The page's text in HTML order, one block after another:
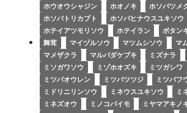
ホウオウシャジン
ホオノキ
ホソバツメ
ホソバトリカブト
ホソバヒナウスユキソウ
ホテイアツモリソウ
ホテイラン
ボタン
舞茸
マイヅルソウ マツムシソウ
マ
マメザクラ
マルバダケブキ ミズナラ
ミソガワソウ
ミゾホオズキ ミツガシワ
ミツバオウレン
ミツバツツジ ミツバフ
ミドリニリンソウ
ミネウスユキソウ
ミ
ミネズオウ
ミノコバイモ
ミヤマアキノ